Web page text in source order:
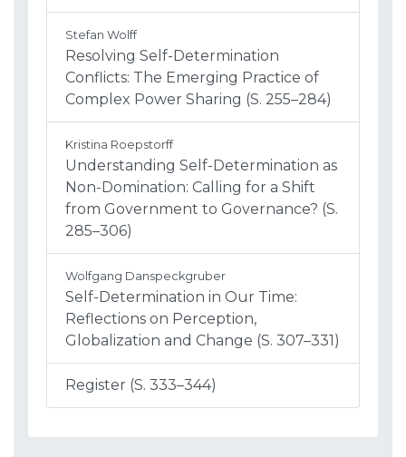
Stefan Wolff
Resolving Self-Determination
Conflicts: The Emerging Practice of
Complex Power Sharing (S. 255–284)
Kristina Roepstorff
Understanding Self-Determination as
Non-Domination: Calling for a Shift
from Government to Governance? (S.
285–306)
Wolfgang Danspeckgruber
Self-Determination in Our Time:
Reflections on Perception,
Globalization and Change (S. 307–331)
Register (S. 333–344)